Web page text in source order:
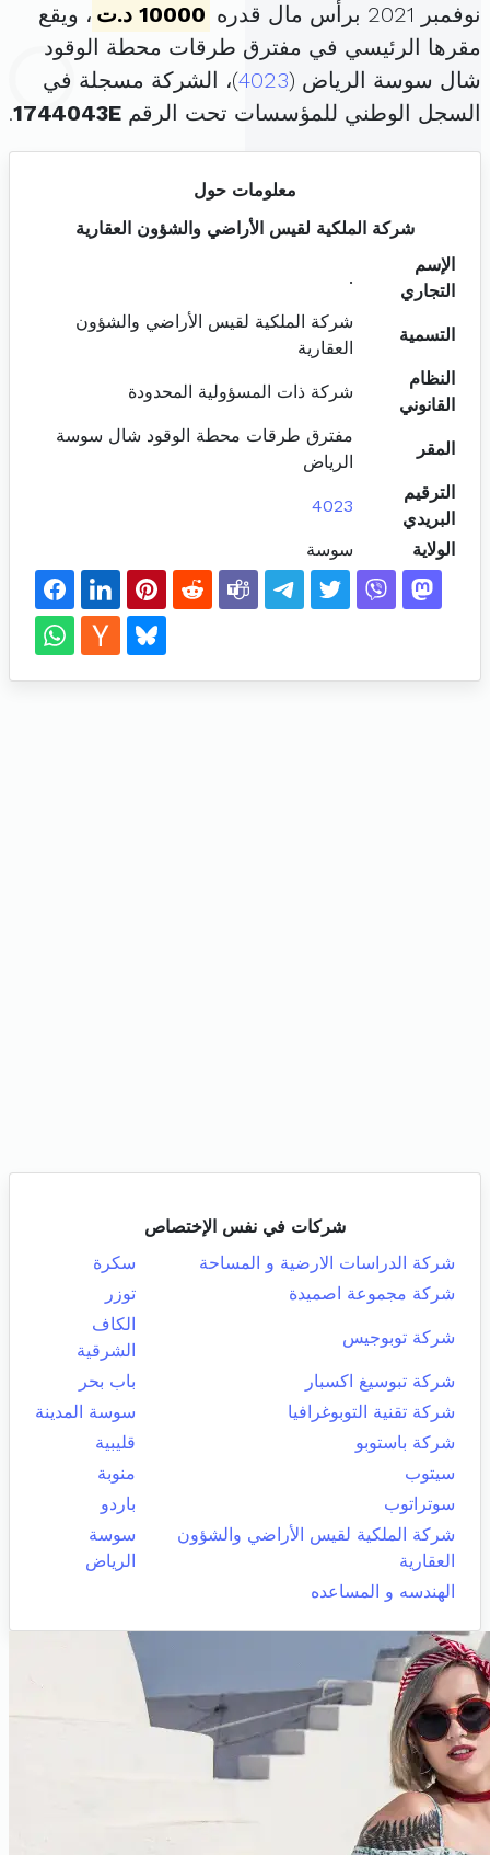
نوفمبر 2021 برأس مال قدره
10000 د.ت
، ويقع
مقرها الرئيسي في مفترق طرقات محطة الوقود
شال سوسة الرياض (4023)، الشركة مسجلة في
السجل الوطني للمؤسسات تحت الرقم 1744043E
.
معلومات حول
شركة الملكية لقيس الأراضي والشؤون العقارية
الإسم
التجاري
.
التسمية
شركة الملكية لقيس الأراضي والشؤون
العقارية
النظام
القانوني
شركة ذات المسؤولية المحدودة
المقر
مفترق طرقات محطة الوقود شال سوسة
الرياض
الترقيم
البريدي
4023
الولاية سوسة
شركات في نفس الإختصاص
شركة الدراسات الارضية و المساحة
سكرة
شركة مجموعة اصميدة
توزر
شركة توبوجيس
الكاف
الشرقية
شركة تبوسيغ اكسبار
باب بحر
شركة تقنية التوبوغرافيا
سوسة المدينة
شركة باستوبو
قليبية
سيتوب
منوبة
سوتراتوب
باردو
شركة الملكية لقيس الأراضي والشؤون
العقارية
سوسة
الرياض
الهندسه و المساعده